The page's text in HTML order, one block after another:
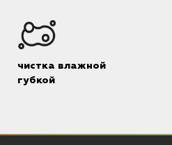
чистка влажной
губкой